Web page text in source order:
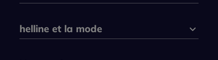
helline et la mode